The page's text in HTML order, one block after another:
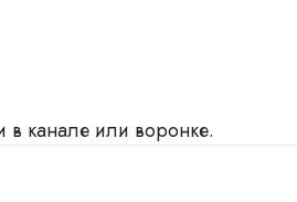
в канале или воронке.